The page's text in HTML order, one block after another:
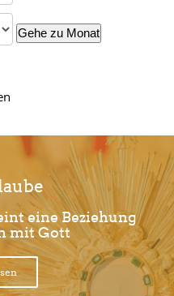
Gehe zu Monat
eine Beziehung
mit Gott